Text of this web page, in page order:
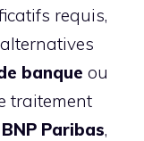
requis,
banque ou
traitement
BNP Paribas,